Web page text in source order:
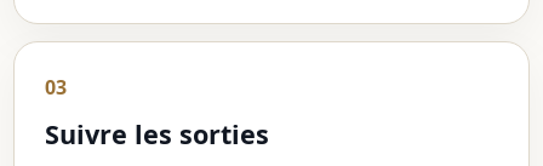
03
Suivre les sorties